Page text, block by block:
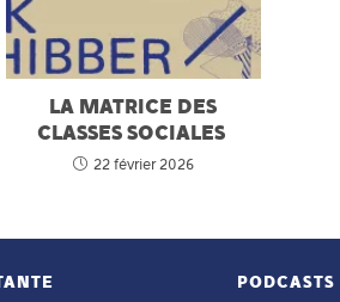
LA MATRICE DES
CLASSES SOCIALES
22 février 2026